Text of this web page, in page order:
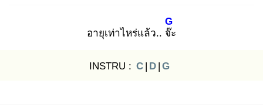
อายุเท่าไหร่แล้ว.. จ๊ะ
G
INSTRU : C | D | G